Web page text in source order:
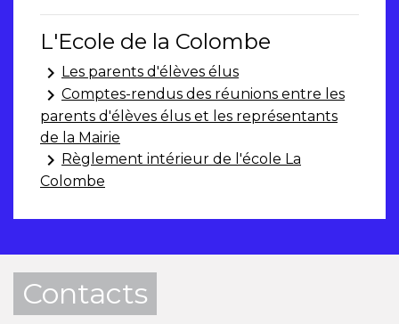
L'Ecole de la Colombe
keyboard_arrow_right Les parents d'élèves élus
keyboard_arrow_right Comptes-rendus des réunions entre les
parents d'élèves élus et les représentants
de la Mairie
keyboard_arrow_right Règlement intérieur de l'école La
Colombe
Contacts